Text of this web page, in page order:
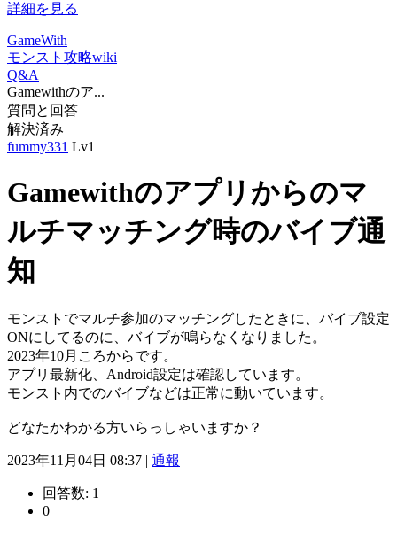
詳細を見る
GameWith
モンスト攻略wiki
Q&A
Gamewithのア...
質問と回答
解決済み
fummy331 Lv1
Gamewithのアプリからのマ
ルチマッチング時のバイブ通
知
モンストでマルチ参加のマッチングしたときに、バイブ設定
ONにしてるのに、バイブが鳴らなくなりました。
2023年10月ころからです。
アプリ最新化、Android設定は確認しています。
モンスト内でのバイブなどは正常に動いています。
どなたかわかる方いらっしゃいますか？
2023年11月04日 08:37 | 通報
回答数: 1
0